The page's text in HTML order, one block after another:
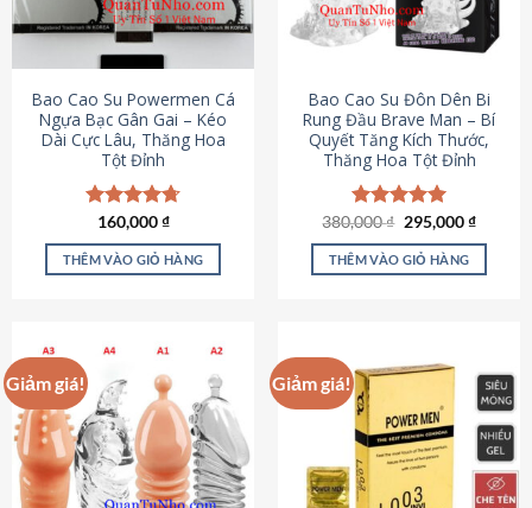
chọn
có
chọn
trên
trang
sản
phẩm
Bao Cao Su Powermen Cá
Ngựa Bạc Gân Gai – Kéo
Dài Cực Lâu, Thăng Hoa
Tột Đỉnh
Được xếp
hạng4.73
5 sao
160,000₫
THÊM VÀO GIỎ HÀNG
Bao Cao Su Đôn Dên Bi
Rung Đầu Brave Man – Bí
Quyết Tăng Kích Thước,
Thăng Hoa Tột Đỉnh
Được xếp
hạng5.00
5 sao
380,000₫ Giá
là:
380,000 ₫.
295,000₫Giá
tại
THÊM VÀO GIỎ HÀNG
Giảm giá! Giảm giá!